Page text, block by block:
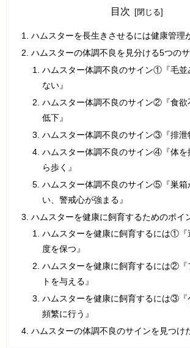
目次
ハムスターを長生きさせるには健康管理
ハムスターの体調不良を見分ける5つの
ハムスター体調不良のサイン①『毛並
ない』
ハムスター体調不良のサイン②『食欲
低下』
ハムスター体調不良のサイン③『排泄
ハムスター体調不良のサイン④『体を
ら歩く』
ハムスター体調不良のサイン⑤『巣箱
い、警戒心が強まる』
ハムスターを健康に飼育するためのポイ
ハムスターを健康に飼育するには①『
度を保つ』
ハムスターを健康に飼育するには②『
トを与える』
ハムスターを健康に飼育するには③『
頻繁に行う』
ハムスターの体調不良のサインを見つけ